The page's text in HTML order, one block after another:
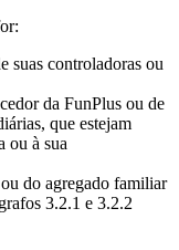
suas controladoras ou
da FunPlus ou de
que estejam
ou à sua
do agregado familiar
3.2.1 e 3.2.2